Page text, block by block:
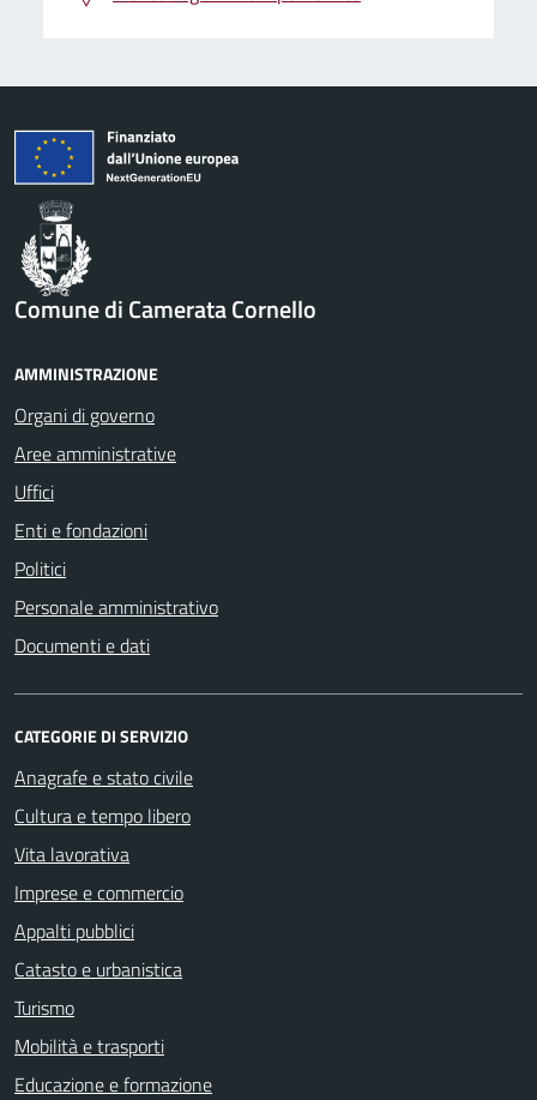
Comune di Camerata Cornello
AMMINISTRAZIONE
Organi di governo
Aree amministrative
Uffici
Enti e fondazioni
Politici
Personale amministrativo
Documenti e dati
CATEGORIE DI SERVIZIO
Anagrafe e stato civile
Cultura e tempo libero
Vita lavorativa
Imprese e commercio
Appalti pubblici
Catasto e urbanistica
Turismo
Mobilità e trasporti
Educazione e formazione